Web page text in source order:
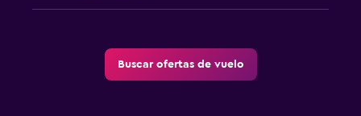
Buscar ofertas de vuelo